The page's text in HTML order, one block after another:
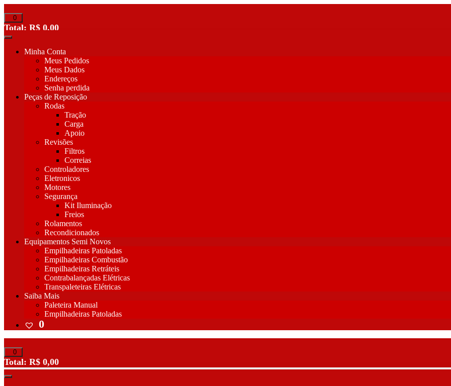
para
o
conteúdo
0
Total: R$ 0,00
Minha Conta
Meus Pedidos
Meus Dados
Endereços
Senha perdida
Peças de Reposição
Rodas
Tração
Carga
Apoio
Revisões
Filtros
Correias
Controladores
Eletronicos
Motores
Segurança
Kit Iluminação
Freios
Rolamentos
Recondicionados
Equipamentos Semi Novos
Empilhadeiras Patoladas
Empilhadeiras Combustão
Empilhadeiras Retráteis
Contrabalançadas Elétricas
Transpaleteiras Elétricas
Saiba Mais
Paleteira Manual
Empilhadeiras Patoladas
0
Total: R$ 0,00